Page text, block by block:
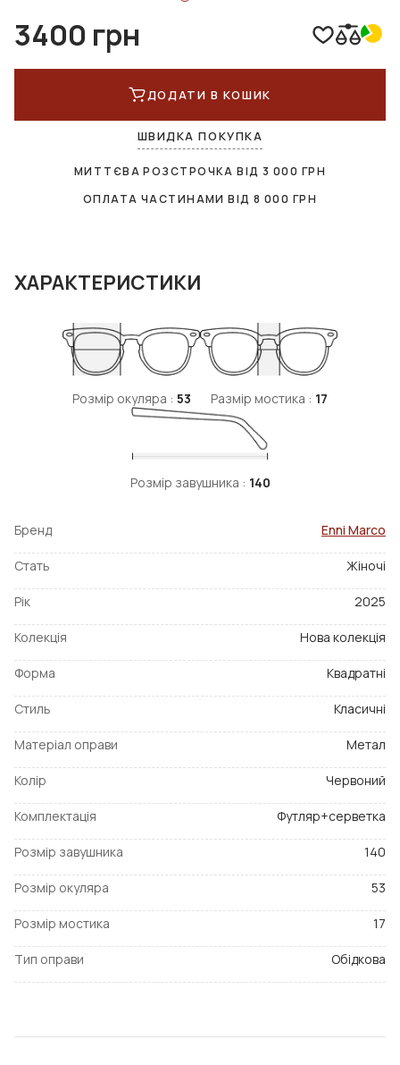
3400 грн
ДОДАТИ В КОШИК
ШВИДКА ПОКУПКА
МИТТЄВА РОЗСТРОЧКА ВІД 3 000 ГРН
ОПЛАТА ЧАСТИНАМИ ВІД8 000 ГРН
ХАРАКТЕРИСТИКИ
Розмір окуляра : 53 Размір мостика : 17
Розмір завушника : 140
Бренд Enni Marco
Стать Жіночі
Рік 2025
Колекція Нова колекція
Форма Квадратні
Стиль Класичні
Матеріал оправи Метал
Колір Червоний
Комплектація Футляр+серветка
Розмір завушника 140
Розмір окуляра 53
Розмір мостика 17
Тип оправи Обідкова